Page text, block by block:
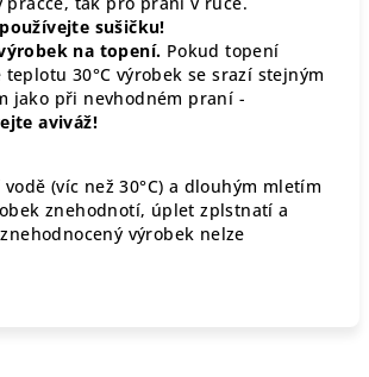
sušičku!
na topení. Pokud topení
teplotu 30°C výrobek se srazí stejným
jako při nevhodném praní -
aviváž!
(víc než 30°C) a dlouhým mletím
znehodnotí, úplet zplstnatí a
výrobek nelze